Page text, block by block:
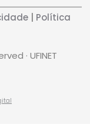
| Política
· UFINET